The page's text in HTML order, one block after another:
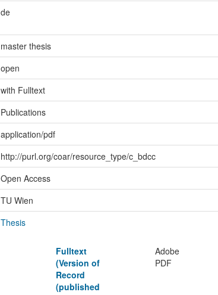
de
master thesis
open
with Fulltext
Publications
application/pdf
http://purl.org/coar/resource_type/c_bdcc
Open Access
TU Wien
Thesis
Fulltext
(Version of
Record
(published
Adobe
PDF